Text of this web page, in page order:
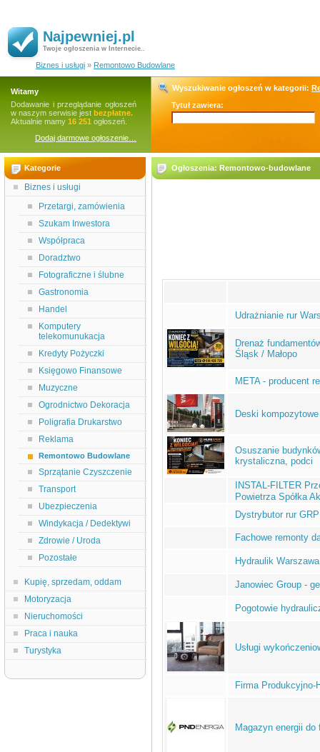
Najpewniej.pl
Twoje ogłoszenia w Internecie..
Biznes i usługi » Remontowo Budowlane
Witamy
Dodawanie i przeglądanie ogłoszeń
w naszym serwisie jest bezpłatne.
Aktualnie mamy 16 251 ogłoszeń.
Dodaj darmowe ogłoszenie…
Wyszukiwanie ogłoszeń w kategorii:
Tytuł zawiera:
Kategorie
Biznes i usługi
Przetargi, zamówienia
Szukam Inwestora
Współpraca
Doradztwo
Fotograficzne i ślubne
Gastronomia
Handel
Komputery
telekomunukacja
Kredyty Pożyczki
Księgowo Finansowe
Muzyczne
Ogrodnictwo Dekoracja
Poligrafia Drukarstwo
Reklama
Remontowo Budowlane
Sprzątanie Czyszczenie
Transport
Ubezpieczenia
Windykacja / Dedektywi
Zdrowie / Uroda
Pozostałe
Kupię, sprzedam, oddam
Motoryzacja
Nieruchomości
Praca i nauka
Turystyka
Ogłoszenia: Remontowo-budowlane
Udrażnianie rur
Drenaż
Śląsk / Małopo
META - producent
Deski
Osuszanie
krystaliczna, podci
INSTAL-FILTER
Powietrza Spółka
Dystrybutor rur
Fachowe remonty
Hydraulik
Janowiec Group -
Pogotowie
Usługi
Firma Produkcyjno-
Magazyn energii